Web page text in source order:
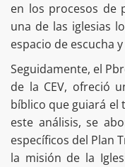
en los procesos de
una de las iglesias
espacio de escucha
Seguidamente, el
de la CEV, ofreció
bíblico que guiará el
este análisis, se
específicos del Plan
la misión de la